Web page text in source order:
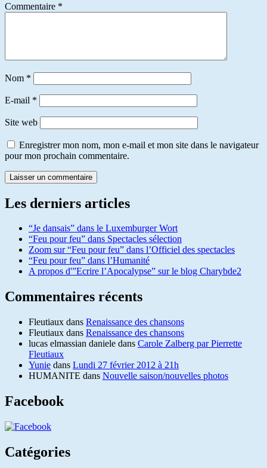
Commentaire *
Nom *
E-mail *
Site web
Enregistrer mon nom, mon e-mail et mon site dans le navigateur
pour mon prochain commentaire.
Les derniers articles
“Je dansais” dans le Luxemburger Wort
“Feu pour feu” dans Spectacles sélection
Zoom sur “Feu pour feu” dans l’Officiel des spectacles
“Feu pour feu” dans l’Humanité
A propos d'”Ecrire l’Apocalypse” sur le blog Charybde2
Commentaires récents
Fleutiaux dans Renaissance des chansons
Fleutiaux dans Renaissance des chansons
lucas elmassian daniele dans Carole Zalberg par Pierrette
Fleutiaux
Yunie dans Lundi 27 février 2012 à 21h
HUMANITE dans Nouvelle saison/nouvelles photos
Facebook
Catégories